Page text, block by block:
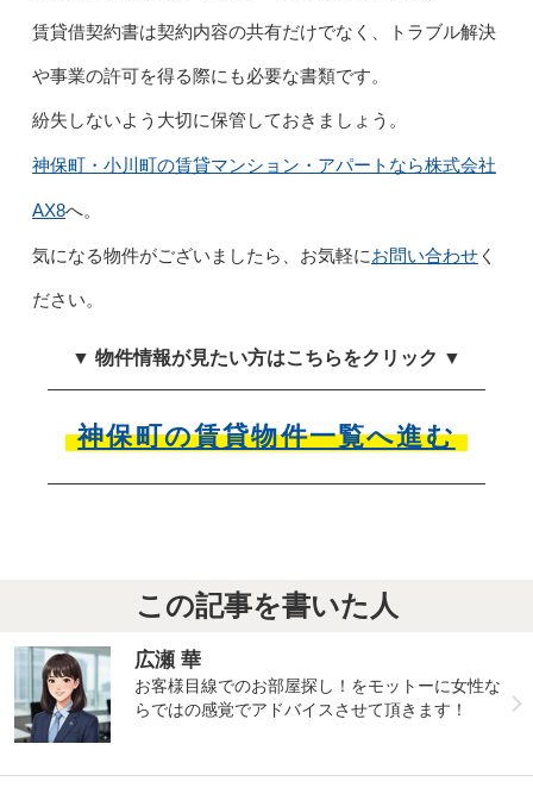
賃貸借契約書は契約内容の共有だけでなく、トラブル解決
や事業の許可を得る際にも必要な書類です。
紛失しないよう大切に保管しておきましょう。
神保町・小川町の賃貸マンション・アパートなら株式会社
AX8へ。
気になる物件がございましたら、お気軽にお問い合わせく
ださい。
▼ 物件情報が見たい方はこちらをクリック ▼
神保町の賃貸物件一覧へ進む
この記事を書いた人
広瀬 華
お客様目線でのお部屋探し！をモットーに女性な
らではの感覚でアドバイスさせて頂きます！